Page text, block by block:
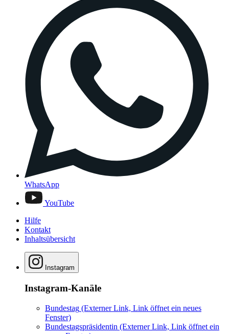
WhatsApp
YouTube
Hilfe
Kontakt
Inhaltsübersicht
Instagram
Instagram-Kanäle
Bundestag (Externer Link, Link öffnet ein neues
Fenster)
Bundestagspräsidentin (Externer Link, Link öffnet ein